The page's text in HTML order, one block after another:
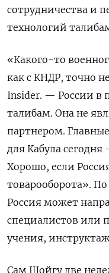
сотрудничества и
технологий
«Какого-то
как с КНДР, точно
Insider. — России в
талибам. Она не
партнером.
для Кабула
Хорошо, если
товарооборота».
Россия может
специалистов или
учения,
Сам Шойгу две